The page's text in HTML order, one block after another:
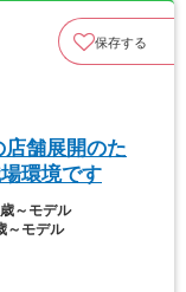
保存する
店舗展開のた
環境です
～モデル
～モデル